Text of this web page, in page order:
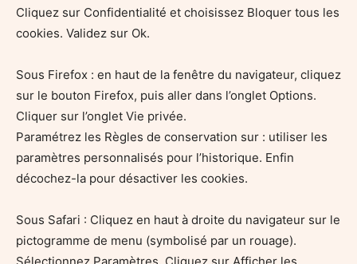
Cliquez sur Confidentialité et choisissez Bloquer tous les
cookies. Validez sur Ok.
Sous Firefox : en haut de la fenêtre du navigateur, cliquez
sur le bouton Firefox, puis aller dans l’onglet Options.
Cliquer sur l’onglet Vie privée.
Paramétrez les Règles de conservation sur : utiliser les
paramètres personnalisés pour l’historique. Enfin
décochez-la pour désactiver les cookies.
Sous Safari : Cliquez en haut à droite du navigateur sur le
pictogramme de menu (symbolisé par un rouage).